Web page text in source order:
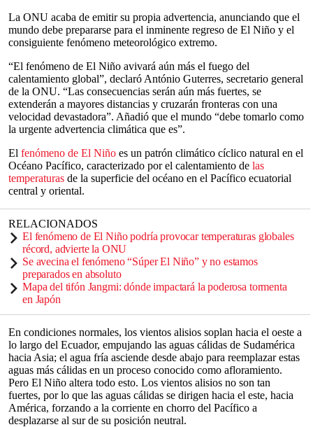
seconds
seconds
La ONU acaba de emitir su propia advertencia, anunciando que el
mundo debe prepararse para el inminente regreso de El Niño y el
consiguiente fenómeno meteorológico extremo.
“El fenómeno de El Niño avivará aún más el fuego del
calentamiento global”, declaró António Guterres, secretario general
de la ONU. “Las consecuencias serán aún más fuertes, se
extenderán a mayores distancias y cruzarán fronteras con una
velocidad devastadora”. Añadió que el mundo “debe tomarlo como
la urgente advertencia climática que es”.
El fenómeno de El Niño es un patrón climático cíclico natural en el
Océano Pacífico, caracterizado por el calentamiento de las
temperaturas de la superficie del océano en el Pacífico ecuatorial
central y oriental.
RELACIONADOS
El fenómeno de El Niño podría provocar temperaturas globales
récord, advierte la ONU
Se avecina el fenómeno “Súper El Niño” y no estamos
preparados en absoluto
Mapa del tifón Jangmi: dónde impactará la poderosa tormenta
en Japón
En condiciones normales, los vientos alisios soplan hacia el oeste a
lo largo del Ecuador, empujando las aguas cálidas de Sudamérica
hacia Asia; el agua fría asciende desde abajo para reemplazar estas
aguas más cálidas en un proceso conocido como afloramiento.
Pero El Niño altera todo esto. Los vientos alisios no son tan
fuertes, por lo que las aguas cálidas se dirigen hacia el este, hacia
América, forzando a la corriente en chorro del Pacífico a
desplazarse al sur de su posición neutral.